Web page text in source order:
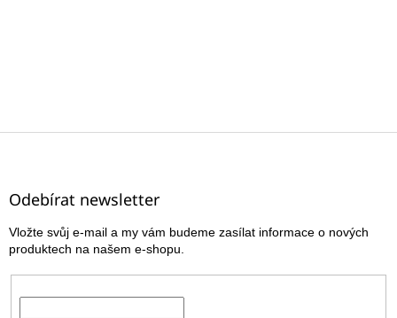
Z
Odebírat newsletter
Vložte svůj e-mail a my vám budeme zasílat informace o nových
produktech na našem e-shopu.